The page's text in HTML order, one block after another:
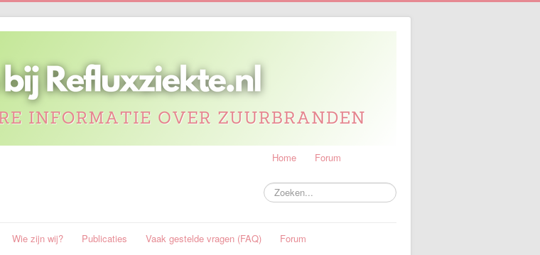
Home Forum
Zoeken...
Wie zijn wij? Publicaties Vaak gestelde vragen (FAQ)
Forum